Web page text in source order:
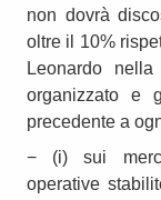
non dovrà
oltre il 10%
Leonardo
organizzato e
precedente a
− (i) sui
operative